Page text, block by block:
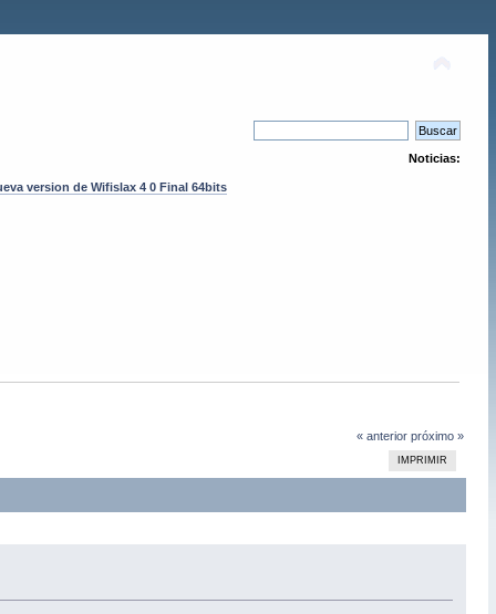
Noticias:
version de Wifislax 4 0 Final 64bits
« anterior próximo »
IMPRIMIR